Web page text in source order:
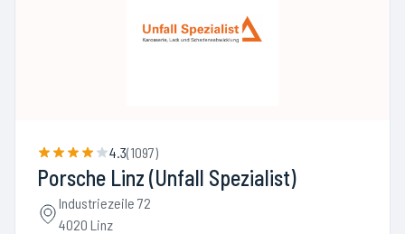
4.3(1097)
Porsche Linz (Unfall Spezialist)
Industriezeile 72
4020 Linz